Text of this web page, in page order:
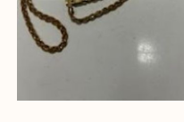
Facebook
Twitter
Line
金のネックレス